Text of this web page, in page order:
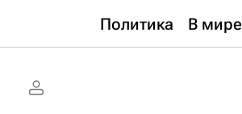
Политика В мире